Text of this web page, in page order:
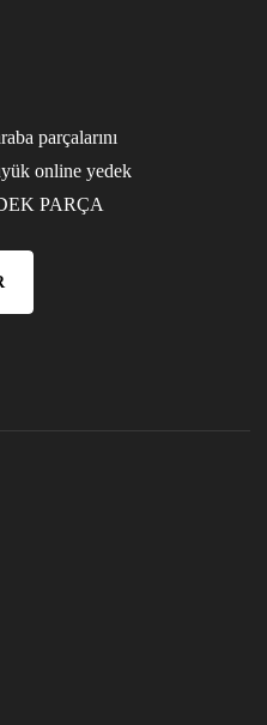
parçalarını
online yedek
PARÇA